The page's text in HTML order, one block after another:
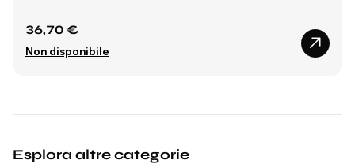
36,70 €
Non disponibile
Esplora altre categorie